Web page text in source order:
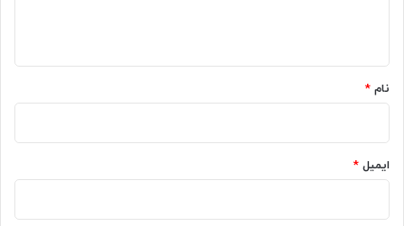
ن
د
ا
س
ر
و
س‌
ر
د
نام *
ایمیل *